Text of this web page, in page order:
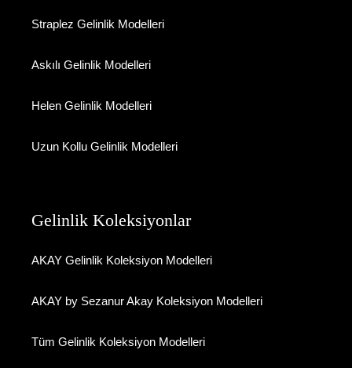
Straplez Gelinlik Modelleri
Askılı Gelinlik Modelleri
Helen Gelinlik Modelleri
Uzun Kollu Gelinlik Modelleri
Gelinlik Koleksiyonlar
AKAY Gelinlik Koleksiyon Modelleri
AKAY by Sezanur Akay Koleksiyon Modelleri
Tüm Gelinlik Koleksiyon Modelleri